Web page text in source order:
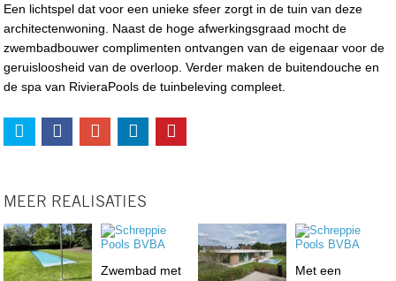
Een lichtspel dat voor een unieke sfeer zorgt in de tuin van deze
architectenwoning. Naast de hoge afwerkingsgraad mocht de
zwembadbouwer complimenten ontvangen van de eigenaar voor de
geruisloosheid van de overloop. Verder maken de buitendouche en
de spa van RivieraPools de tuinbeleving compleet.
MEER REALISATIES
Zwembad met
Met een